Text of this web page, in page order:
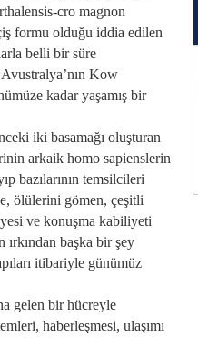
cro magnon
formu olduğu iddia edilen
belli bir süre
Kow
kadar yaşamış bir
iki basamağı oluşturan
arkaik homo sapienslerin
bazılarının temsilcileri
ölülerini gömen, çeşitli
ve konuşma kabiliyeti
ırkından başka bir şey
itibariyle günümüz
gelen bir hücreyle
haberleşmesi, ulaşımı